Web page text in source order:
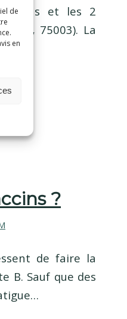
de
en
et les 2
75003). La
?
de faire la
B. Sauf que des